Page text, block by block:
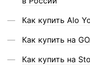
Как купить Alo
Как купить на
Как купить на